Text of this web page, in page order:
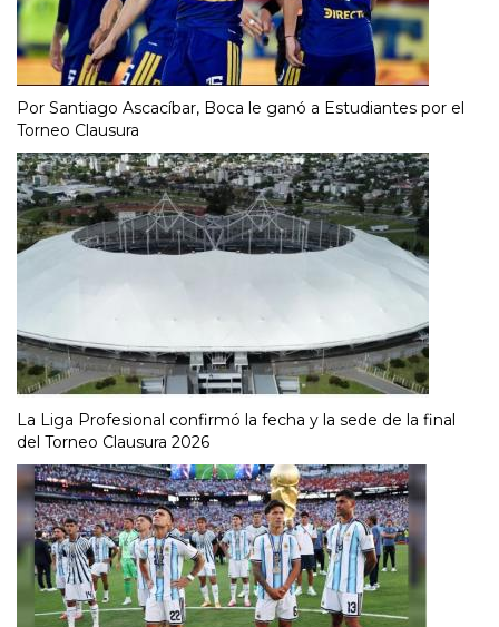
Por Santiago Ascacíbar, Boca le ganó a Estudiantes por el
Torneo Clausura
La Liga Profesional confirmó la fecha y la sede de la final
del Torneo Clausura 2026